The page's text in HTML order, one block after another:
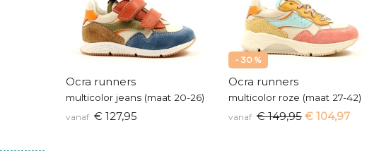
Ocra runners
multicolor jeans (maat 20-26)
vanaf € 127,95
- 30 %
Ocra runners
multicolor roze (maat 27-42)
vanaf € 149,95 € 104,97